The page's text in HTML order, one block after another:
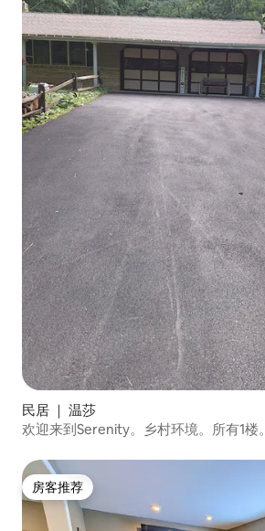
民居 ｜ 温莎
欢迎来到Serenity。乡村环境。所有1楼。
房客推荐
房客推荐